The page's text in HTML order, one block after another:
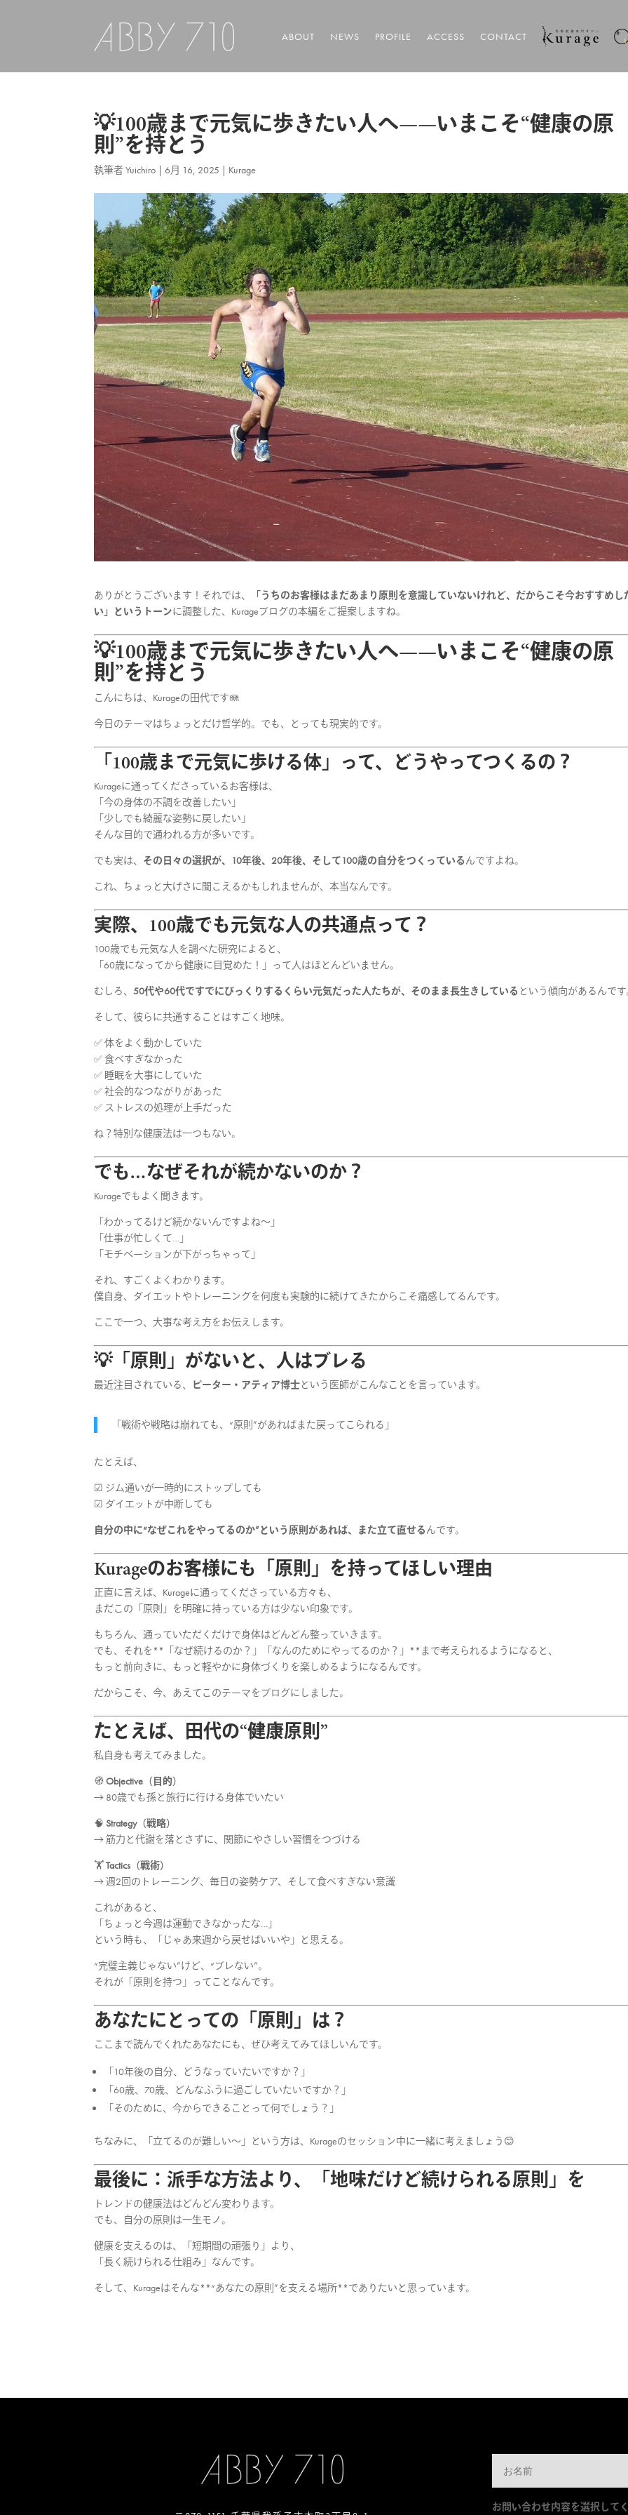
ABOUT NEWS PROFILE ACCESS CONTACT
💡100歳まで元気に歩きたい人へ——いまこそ“健康の原
則”を持とう
執筆者Yuichiro |6月 16, 2025 Kurage
ありがとうございます！それでは、
「うちのお客様はまだあまり原則を意識していないけれど、だからこそ今おすすめし
い」というトーンに調整した、Kurageブログの本編をご提案しますね。
💡100歳まで元気に歩きたい人へ——いまこそ“健康の原
則”を持とう
こんにちは、Kurageの田代です🪼
今日のテーマはちょっとだけ哲学的。でも、とっても現実的です。
「100歳まで元気に歩ける体」って、どうやってつくるの？
Kurageに通ってくださっているお客様は、
「今の身体の不調を改善したい」
「少しでも綺麗な姿勢に戻したい」
そんな目的で通われる方が多いです。
でも実は、 その日々の選択が、10年後、20年後、そして100歳の自分をつくっているんですよね。
これ、ちょっと大げさに聞こえるかもしれませんが、本当なんです。
実際、100歳でも元気な人の共通点って？
100歳でも元気な人を調べた研究によると、
「60歳になってから健康に目覚めた！」って人はほとんどいません。
むしろ、50代や60代ですでにびっくりするくらい元気だった人たちが、そのまま長生きしている という傾向があるんで
そして、彼らに共通することはすごく地味。
✅ 体をよく動かしていた
✅ 食べすぎなかった
✅ 睡眠を大事にしていた
✅ 社会的なつながりがあった
✅ ストレスの処理が上手だった
ね？特別な健康法は一つもない。
でも…なぜそれが続かないのか？
Kurageでもよく聞きます。
「わかってるけど続かないんですよね〜」
「仕事が忙しくて…」
「モチベーションが下がっちゃって」
それ、すごくよくわかります。
僕自身、ダイエットやトレーニングを何度も実験的に続けてきたからこそ痛感してるんです。
ここで一つ、大事な考え方をお伝えします。
💡「原則」がないと、人はブレる
最近注目されている、 ピーター・アティア博士という医師がこんなことを言っています。
「戦術や戦略は崩れても、“原則”があればまた戻ってこられる」
たとえば、
☑ ジム通いが一時的にストップしても
☑ ダイエットが中断しても
自分の中に“なぜこれをやってるのか”という原則があれば、また立て直せるんです。
Kurageのお客様にも「原則」を持ってほしい理由
正直に言えば、Kurageに通ってくださっている方々も、
まだこの「原則」を明確に持っている方は少ない印象です。
もちろん、通っていただくだけで身体はどんどん整っていきます。
でも、それを**「なぜ続けるのか？」「なんのためにやってるのか？」**まで考えられるようになると、
もっと前向きに、もっと軽やかに身体づくりを楽しめるようになるんです。
だからこそ、今、あえてこのテーマをブログにしました。
たとえば、田代の“健康原則”
私自身も考えてみました。
🧭Objective（目的）
→ 80歳でも孫と旅行に行ける身体でいたい
🧠Strategy（戦略）
→ 筋力と代謝を落とさずに、関節にやさしい習慣をつづける
🏋️Tactics（戦術）
→ 週2回のトレーニング、毎日の姿勢ケア、そして食べすぎない意識
これがあると、
「ちょっと今週は運動できなかったな…」
という時も、「じゃあ来週から戻せばいいや」と思える。
“完璧主義じゃない”けど、“ブレない”。
それが「原則を持つ」ってことなんです。
あなたにとっての「原則」は？
ここまで読んでくれたあなたにも、ぜひ考えてみてほしいんです。
「10年後の自分、どうなっていたいですか？」
「60歳、70歳、どんなふうに過ごしていたいですか？」
「そのために、今からできることって何でしょう？」
ちなみに、「立てるのが難しい〜」という方は、Kurageのセッション中に一緒に考えましょう😊
最後に：派手な方法より、「地味だけど続けられる原則」を
トレンドの健康法はどんどん変わります。
でも、自分の原則は一生モノ。
健康を支えるのは、「短期間の頑張り」より、
「長く続けられる仕組み」なんです。
そして、Kurageはそんな**“あなたの原則”を支える場所**でありたいと思っています。
お問い合わせ内容を選択して